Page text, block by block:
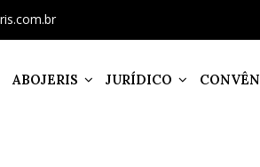
ABOJERIS JURÍDICO